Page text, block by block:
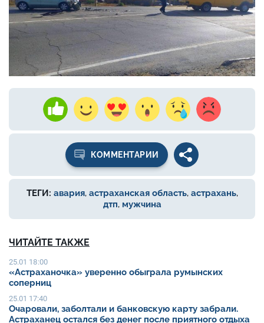
КОММЕНТАРИИ
ТЕГИ: авария, астраханская область, астрахань,
дтп, мужчина
ЧИТАЙТЕ ТАКЖЕ
25.01 18:00
«Астраханочка» уверенно обыграла румынских
соперниц
25.01 17:40
Очаровали, заболтали и банковскую карту забрали.
Астраханец остался без денег после приятного отдыха